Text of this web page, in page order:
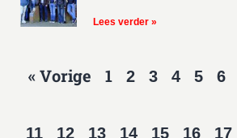
Lees verder »
« Vorige 1 2 3 4 5 6
11 12 13 14 15 16 17